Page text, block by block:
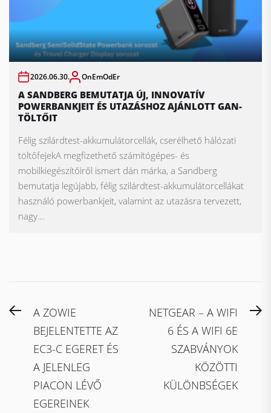
2026.06.30. OnEmOdEr
A SANDBERG BEMUTATJA ÚJ, INNOVATÍV
POWERBANKJEIT ÉS UTAZÁSHOZ AJÁNLOTT GAN-
TÖLTŐIT
Félig szilárdtest-akkumulátorcellák, cserélhető hálózati
töltőfejekA megfizethető számítógépes- és
mobilkiegészítőiről ismert dán márka, a Sandberg
bemutatja legújabb, félig szilárdtest-akkumulátorcellákat
használó powerbankjeit, valamint az utazásra tervezett,
nagy...
Bejegyzés
navigáció
PreviousA ZOWIE
BEJELENTETTE AZ
EC3-C EGERET ÉS
A JELENLEG
PIACON LÉVŐ
EGEREINEK
NETGEAR – A WIFI
6 ÉS A WIFI 6E
SZABVÁNYOK
KÖZÖTTI
KÜLÖNBSÉGEK